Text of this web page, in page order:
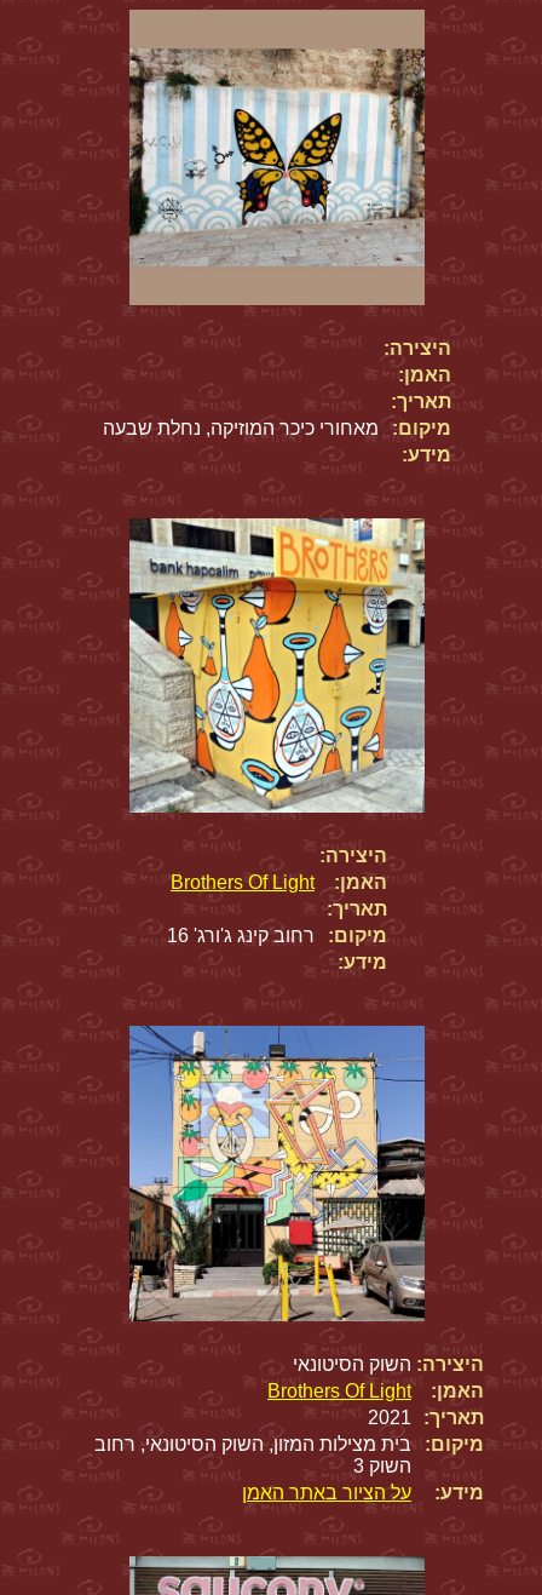
היצירה:
האמן:
תאריך:
מיקום:
מאחורי כיכר המוזיקה, נחלת שבעה
מידע:
היצירה:
האמן:
Brothers Of Light
תאריך:
מיקום:
רחוב קינג ג'ורג' 16
מידע:
היצירה: השוק הסיטונאי
האמן:
Brothers Of Light
תאריך:
2021
מיקום:
בית מצילות המזון, השוק הסיטונאי, רחוב
השוק 3
מידע:
על הציור באתר האמן